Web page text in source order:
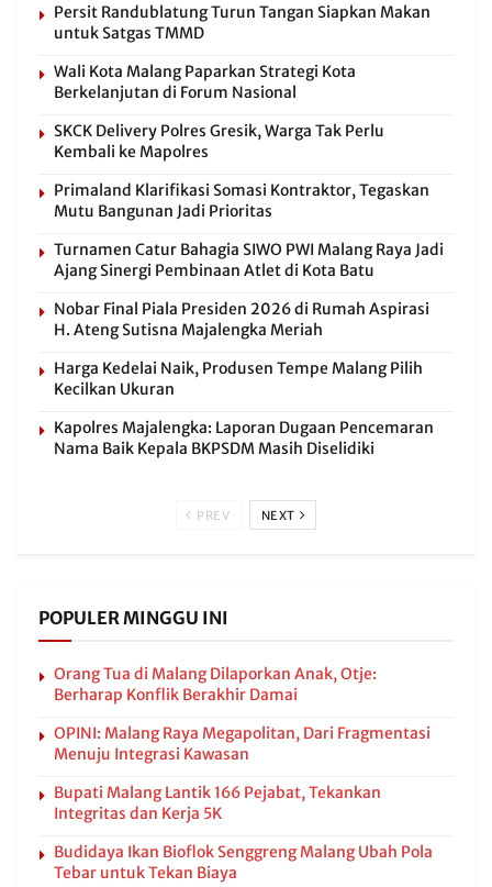
Persit Randublatung Turun Tangan Siapkan Makan
untuk Satgas TMMD
Wali Kota Malang Paparkan Strategi Kota
Berkelanjutan di Forum Nasional
SKCK Delivery Polres Gresik, Warga Tak Perlu
Kembali ke Mapolres
Primaland Klarifikasi Somasi Kontraktor, Tegaskan
Mutu Bangunan Jadi Prioritas
Turnamen Catur Bahagia SIWO PWI Malang Raya Jadi
Ajang Sinergi Pembinaan Atlet di Kota Batu
Nobar Final Piala Presiden 2026 di Rumah Aspirasi
H. Ateng Sutisna Majalengka Meriah
Harga Kedelai Naik, Produsen Tempe Malang Pilih
Kecilkan Ukuran
Kapolres Majalengka: Laporan Dugaan Pencemaran
Nama Baik Kepala BKPSDM Masih Diselidiki
PREV NEXT
POPULER MINGGU INI
Orang Tua di Malang Dilaporkan Anak, Otje:
Berharap Konflik Berakhir Damai
OPINI: Malang Raya Megapolitan, Dari Fragmentasi
Menuju Integrasi Kawasan
Bupati Malang Lantik 166 Pejabat, Tekankan
Integritas dan Kerja 5K
Budidaya Ikan Bioflok Senggreng Malang Ubah Pola
Tebar untuk Tekan Biaya